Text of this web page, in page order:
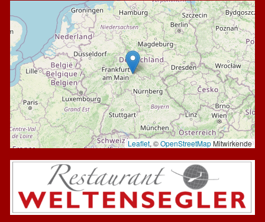
Leaflet, ©OpenStreetMapMitwirkende